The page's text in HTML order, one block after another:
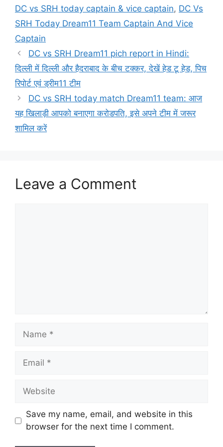
DC vs SRH today captain & vice captain, DC Vs
SRH Today Dream11 Team Captain And Vice
Captain
DC vs SRH Dream11 pich report in Hindi:
दिल्ली में दिल्ली और हैदराबाद के बीच टक्कर, देखें हेड टू हेड, पिच
रिपोर्ट एवं ड्रीम11 टीम
DC vs SRH today match Dream11 team: आज
यह खिलाड़ी आपको बनाएगा करोडपति, इसे अपने टीम में जरूर
शामिल करें
Leave a Comment
Name
Email
Website
Save my name, email, and website in this
browser for the next time I comment.